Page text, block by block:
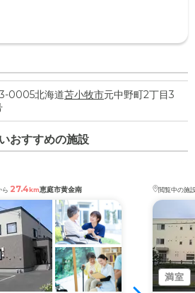
0005北海道苫小牧市元中野町2丁目3
おすすめの施設
ら 27.4km恵庭市黄金南 閲覧中の施
満室